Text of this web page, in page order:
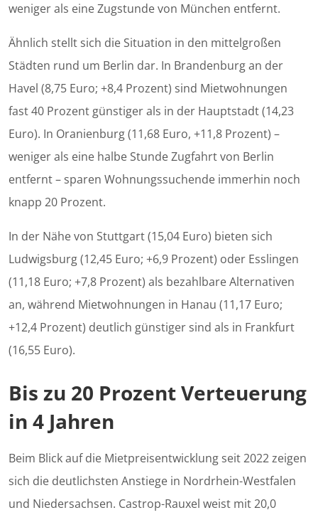
weniger als eine Zugstunde von München entfernt.
Ähnlich stellt sich die Situation in den mittelgroßen
Städten rund um Berlin dar. In Brandenburg an der
Havel (8,75 Euro; +8,4 Prozent) sind Mietwohnungen
fast 40 Prozent günstiger als in der Hauptstadt (14,23
Euro). In Oranienburg (11,68 Euro, +11,8 Prozent) –
weniger als eine halbe Stunde Zugfahrt von Berlin
entfernt – sparen Wohnungssuchende immerhin noch
knapp 20 Prozent.
In der Nähe von Stuttgart (15,04 Euro) bieten sich
Ludwigsburg (12,45 Euro; +6,9 Prozent) oder Esslingen
(11,18 Euro; +7,8 Prozent) als bezahlbare Alternativen
an, während Mietwohnungen in Hanau (11,17 Euro;
+12,4 Prozent) deutlich günstiger sind als in Frankfurt
(16,55 Euro).
Bis zu 20 Prozent Verteuerung
in 4 Jahren
Beim Blick auf die Mietpreisentwicklung seit 2022 zeigen
sich die deutlichsten Anstiege in Nordrhein-Westfalen
und Niedersachsen. Castrop-Rauxel weist mit 20,0